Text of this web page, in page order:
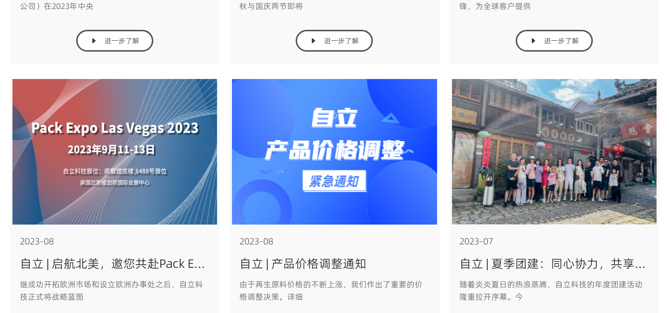
公司）在2023年中央
进一步了解
秋与国庆两节即将
进一步了解
锋，为全球客户提供
进一步了解
2023-08
自立 | 启航北美，邀您共赴Pack Expo Las Vegas 2023
继成功开拓欧洲市场和设立欧洲办事处之后，自立科
技正式将战略蓝图
2023-08
自立 | 产品价格调整通知
由于再生原料价格的不断上涨，我们作出了重要的价
格调整决策。详细
2023-07
自立 | 夏季团建：同心协力，共享夏日奇遇
随着炎炎夏日的热浪蒸腾，自立科技的年度团建活动
隆重拉开序幕。今